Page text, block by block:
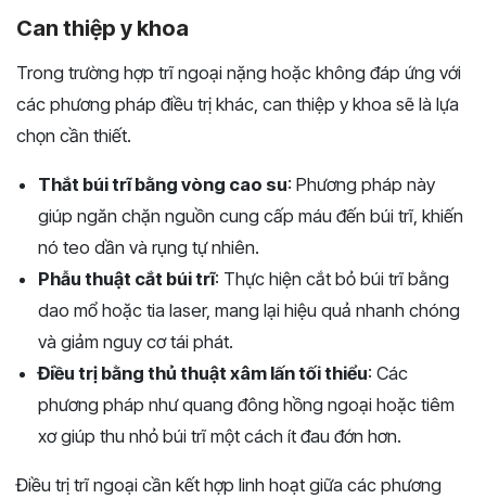
Can thiệp y khoa
Trong trường hợp trĩ ngoại nặng hoặc không đáp ứng với
các phương pháp điều trị khác, can thiệp y khoa sẽ là lựa
chọn cần thiết.
Thắt búi trĩ bằng vòng cao su: Phương pháp này
giúp ngăn chặn nguồn cung cấp máu đến búi trĩ, khiến
nó teo dần và rụng tự nhiên.
Phẫu thuật cắt búi trĩ: Thực hiện cắt bỏ búi trĩ bằng
dao mổ hoặc tia laser, mang lại hiệu quả nhanh chóng
và giảm nguy cơ tái phát.
Điều trị bằng thủ thuật xâm lấn tối thiểu: Các
phương pháp như quang đông hồng ngoại hoặc tiêm
xơ giúp thu nhỏ búi trĩ một cách ít đau đớn hơn.
Điều trị trĩ ngoại cần kết hợp linh hoạt giữa các phương